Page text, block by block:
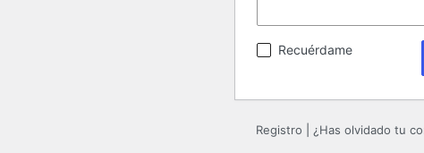
Recuérdame
Registro ¿Has olvidado tu